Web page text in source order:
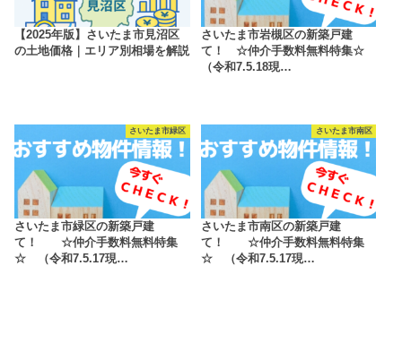
【2025年版】さいたま市見沼区
の土地価格｜エリア別相場を解説
さいたま市岩槻区の新築戸建
て！ ☆仲介手数料無料特集☆
（令和7.5.18現…
さいたま市緑区
さいたま市緑区の新築戸建
て！ ☆仲介手数料無料特集
☆ （令和7.5.17現…
さいたま市南区
さいたま市南区の新築戸建
て！ ☆仲介手数料無料特集
☆ （令和7.5.17現…